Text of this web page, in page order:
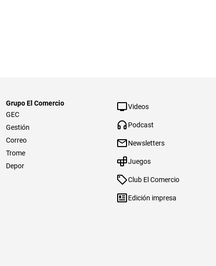
Grupo El Comercio
GEC
Gestión
Correo
Trome
Depor
Videos
Podcast
Newsletters
Juegos
Club El Comercio
Edición impresa